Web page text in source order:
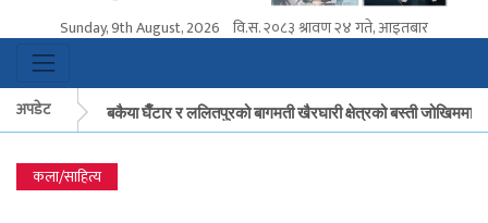
Sunday, 9th August, 2026 वि.स.२०८३ श्रावण २४ गते, आइतबार
अपडेट
मकवानपुरको बकैया घैँटार र ललितपुरको बागमती खैरघारी क्षेत्रको बस्ती जोखिममा
कला/साहित्य